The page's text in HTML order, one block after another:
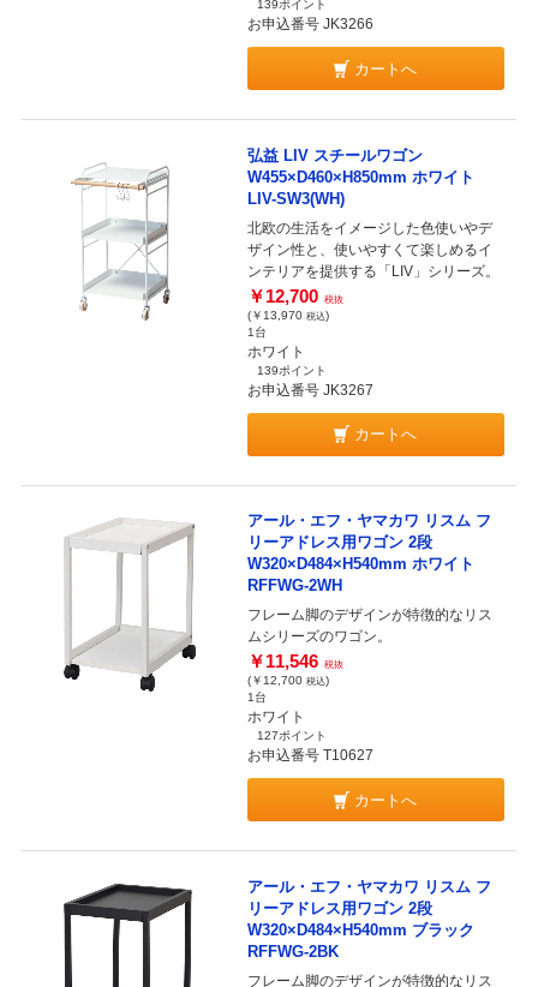
139ポイント
お申込番号 JK3266
カートへ
弘益 LIV スチールワゴン
W455×D460×H850mm ホワイト
LIV-SW3(WH)
北欧の生活をイメージした色使いやデ
ザイン性と、使いやすくて楽しめるイ
ンテリアを提供する「LIV」シリーズ。
￥12,700 税抜
(￥13,970 税込)
1台
ホワイト
139ポイント
お申込番号 JK3267
カートへ
アール・エフ・ヤマカワ リスム フ
リーアドレス用ワゴン 2段
W320×D484×H540mm ホワイト
RFFWG-2WH
フレーム脚のデザインが特徴的なリス
ムシリーズのワゴン。
￥11,546 税抜
(￥12,700 税込)
1台
ホワイト
127ポイント
お申込番号 T10627
カートへ
アール・エフ・ヤマカワ リスム フ
リーアドレス用ワゴン 2段
W320×D484×H540mm ブラック
RFFWG-2BK
フレーム脚のデザインが特徴的なリス